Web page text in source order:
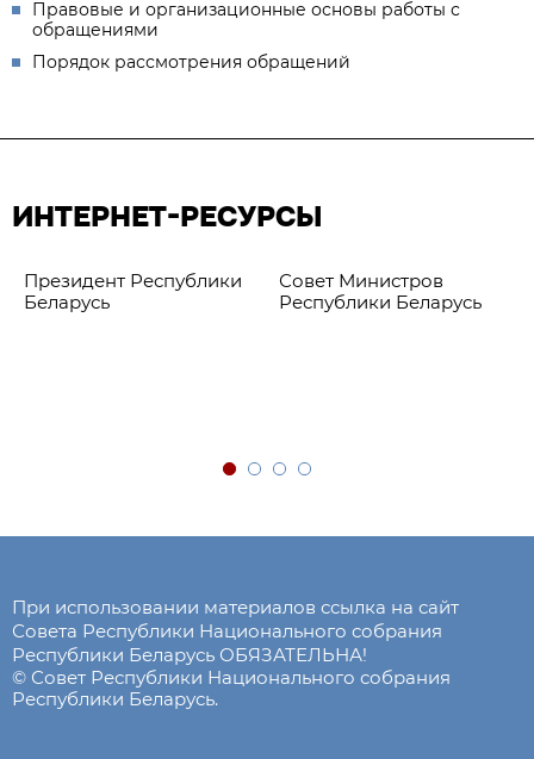
Правовые и организационные основы работы с
обращениями
Порядок рассмотрения обращений
ИНТЕРНЕТ-РЕСУРСЫ
Президент Республики
Беларусь
Совет Министров
Республики Беларусь
При использовании материалов ссылка на сайт
Совета Республики Национального собрания
Республики Беларусь ОБЯЗАТЕЛЬНА!
© Совет Республики Национального собрания
Республики Беларусь.